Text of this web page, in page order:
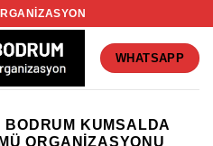
WHATSAPP
BODRUM KUMSALDA
ORGANIZASYONU